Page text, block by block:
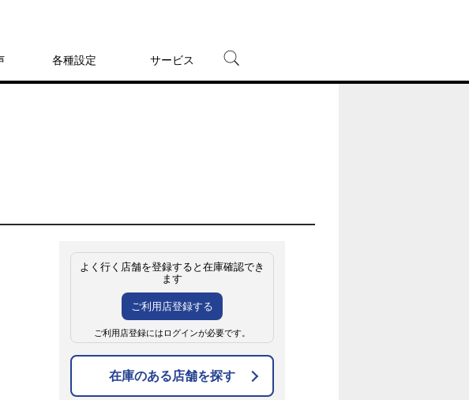
各種設定 サービス
よく行く店舗を登録すると在庫確認でき
ます
ご利用店登録する
ご利用店登録にはログインが必要です。
在庫のある店舗を探す